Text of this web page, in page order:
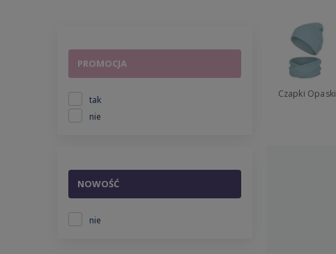
NOWOŚĆ
nie
PROMOCJA
tak
nie
Czapki Opaski